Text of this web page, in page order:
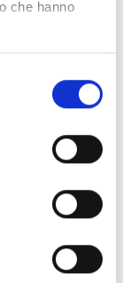
che hanno
di Gino
special guest
al